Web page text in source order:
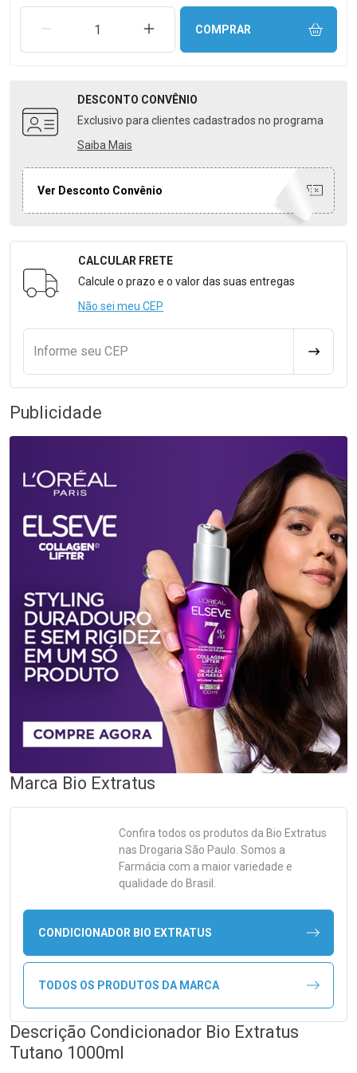
REMOVER UMA UNIDADEAUMENTAR UMA UNIDADE
COMPRAR
DESCONTO CONVÊNIO
Exclusivo para clientes cadastrados no programa
Saiba Mais
Ver Desconto Convênio
Formulário para Calcular o Frete
CALCULAR FRETE
Calcule o prazo e o valor das suas entregas
Não sei meu CEP
Informe seu CEP
Publicidade
Marca Bio Extratus
Confira todos os produtos da Bio Extratus
nas Drogaria São Paulo. Somos a
Farmácia com a maior variedade e
qualidade do Brasil.
CONDICIONADOR BIO EXTRATUS
TODOS OS PRODUTOS DA MARCA
Descrição Condicionador Bio Extratus
Tutano 1000ml